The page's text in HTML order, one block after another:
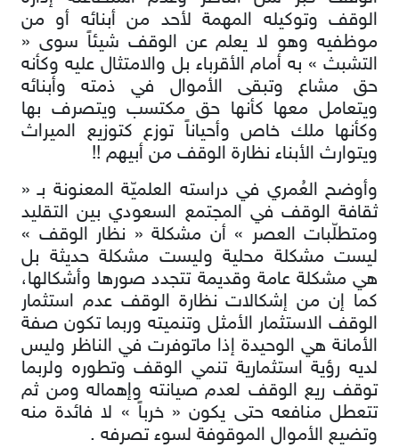
الوقف وتوكيله المهمة لأحد من أبنائه أو من
موظفيه وهو لا يعلم عن الوقف شيئاً سوى «
التشبث » به أمام الأقرباء بل والامتثال عليه وكأنه
حق مشاع وتبقى الأموال في ذمته وأبنائه
ويتعامل معها كأنها حق مكتسب ويتصرف بها
وكأنها ملك خاص وأحياناً توزع كتوزيع الميراث
ويتوارث الأبناء نظارة الوقف من أبيهم !!
وأوضح العُمري في دراسته العلميّة المعنونة بـ «
ثقافة الوقف في المجتمع السعودي بين التقليد
ومتطلّبات العصر » أن مشكلة « نظار الوقف »
ليست مشكلة محلية وليست مشكلة حديثة بل
هي مشكلة عامة وقديمة تتجدد صورها وأشكالها،
كما إن من إشكالات نظارة الوقف عدم استثمار
الوقف الاستثمار الأمثل وتنميته وربما تكون صفة
الأمانة هي الوحيدة إذا ماتوفرت في الناظر وليس
لديه رؤية استثمارية تنمي الوقف وتطوره ولربما
توقف ريع الوقف لعدم صيانته وإهماله ومن ثم
تتعطل منافعه حتى يكون « خرباً » لا فائدة منه
وتضيع الأموال الموقوفة لسوء تصرفه .